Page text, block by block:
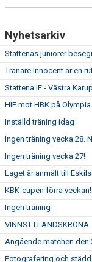
Nyhetsarkiv
Stattenas juniorer
Tränare Innocent är en
Stattena IF - Västra
HIF mot HBK på Olympia
Inställd träning idag
Ingen träning vecka 28.
Ingen träning vecka 27!
Laget är anmält till
KBK-cupen förra veckan!
Ingen träning
VINNST I LANDSKRONA
Angående matchen den
Fotografering och